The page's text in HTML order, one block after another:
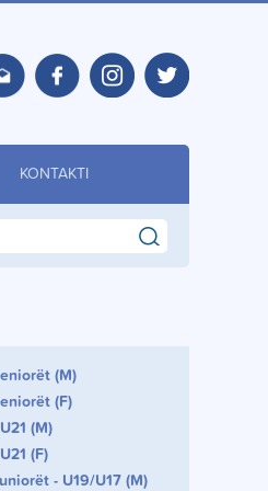
KONTAKTI
search
(M)
(F)
(M)
(F)
- U19/U17 (M)